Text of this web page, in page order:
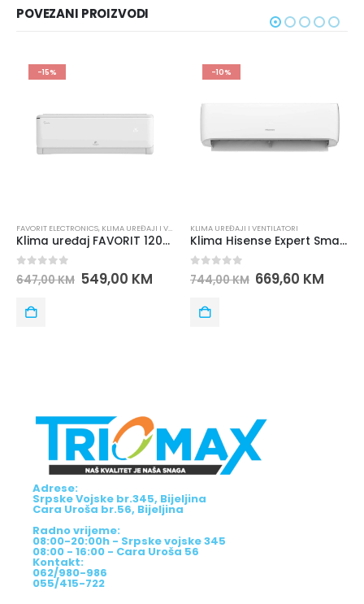
POVEZANI PROIZVODI
ELECTRONICS,KLIMA UREĐAJI I VENTILATORI
Klima uređaj FAVORIT 12000BTU FF INVERTER
of 5
KM 549,00KM
KLIMA UREĐAJI I VENTILATORI
Klima Hisense Expert Smart 12K-CF35YR1FG
out of 5
744,00KM 669,60KM
Adrese:
Srpske Vojske br.345, Bijeljina
Cara Uroša br.56, Bijeljina
Radno vrijeme:
08:00-20:00h - Srpske vojske 345
08:00 - 16:00 - Cara Uroša 56
Kontakt:
062/980-986
055/415-722